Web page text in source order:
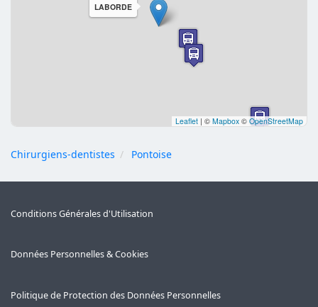
LABORDE
Leaflet | © Mapbox © OpenStreetMap
Chirurgiens-dentistes Pontoise
Conditions Générales d'Utilisation
Données Personnelles & Cookies
Politique de Protection des Données Personnelles